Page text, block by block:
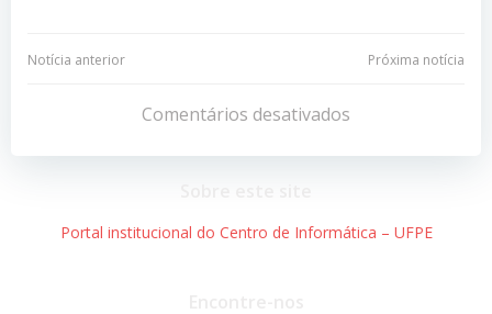
Navegação
Post
Notícia anterior
Navegação
de
Post
Próxima notícia
Comentários desativados
Portal institucional do Centro de Informática – UFPE